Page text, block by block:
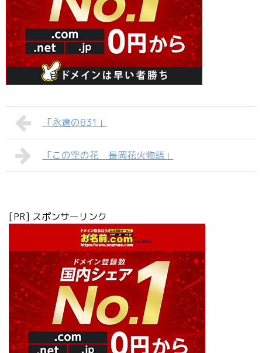
「永遠の831」
「この空の花 長岡花火物語」
[PR] スポンサーリンク